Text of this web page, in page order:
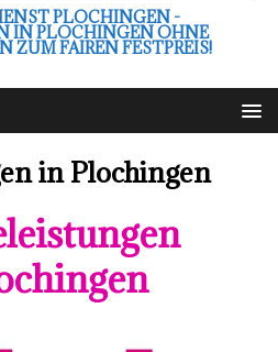
PLOCHINGEN -
IN PLOCHINGEN OHNE
ZUM FAIREN FESTPREIS!
in Plochingen